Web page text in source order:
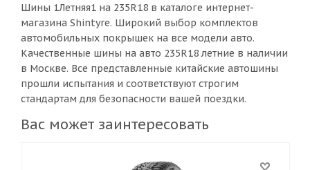
Шины 1Летняя1 на 235R18 в каталоге интернет-
магазина Shintyre. Широкий выбор комплектов
автомобильных покрышек на все модели авто.
Качественные шины на авто 235R18 летние в наличии
в Москве. Все представленные китайские автошины
прошли испытания и соответствуют строгим
стандартам для безопасности вашей поездки.
Вас может заинтересовать